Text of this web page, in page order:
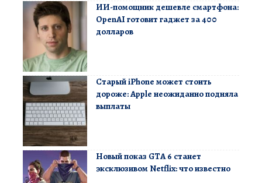
ИИ-помощник дешевле смартфона:
OpenAI готовит гаджет за 400
долларов
Старый iPhone может стоить
дороже: Apple неожиданно подняла
выплаты
Новый показ GTA 6 станет
эксклюзивом Netflix: что известно